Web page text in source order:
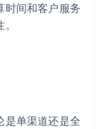
时间和客户服务
是单渠道还是全